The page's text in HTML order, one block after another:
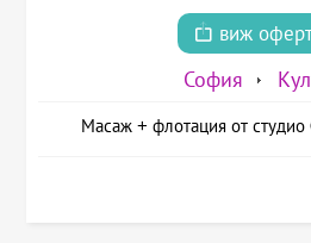
виж
София
Масаж + флотация от